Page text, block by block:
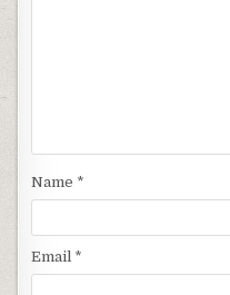
Name *
Email *